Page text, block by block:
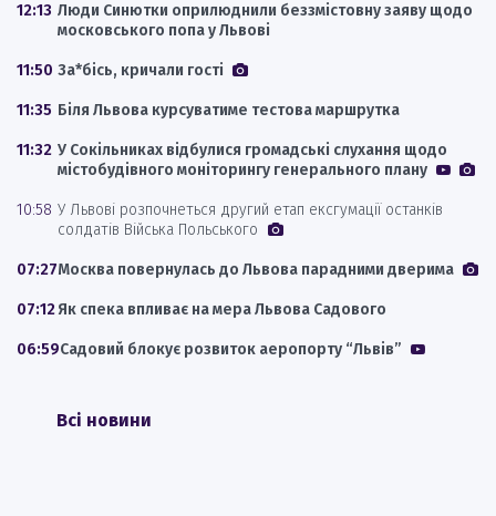
12:13 Люди Синютки оприлюднили беззмістовну заяву щодо
московського попа у Львові
11:50 За*бісь, кричали гості
11:35 Біля Львова курсуватиме тестова маршрутка
11:32 У Сокільниках відбулися громадські слухання щодо
містобудівного моніторингу генерального плану
10:58 У Львові розпочнеться другий етап ексгумації останків
солдатів Війська Польського
07:27Москва повернулась до Львова парадними дверима
07:12Як спека впливає на мера Львова Садового
06:59Садовий блокує розвиток аеропорту “Львів”
Всі новини